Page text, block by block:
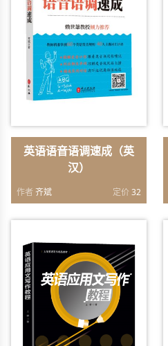
英语语音语调速成（英
汉）
作者 齐斌 定价32